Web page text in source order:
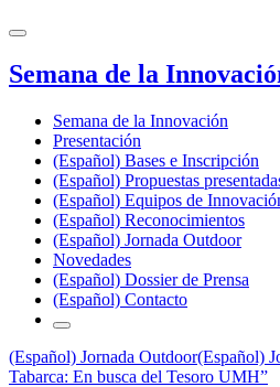
Semana de la
Semana de la Innovación
Presentación
(Español) Bases e Inscripción
(Español) Propuestas
(Español) Equipos de
(Español) Reconocimientos
(Español) Jornada Outdoor
Novedades
(Español) Dossier de Prensa
(Español) Contacto
(Español) Jornada Outdoor(Español)
Tabarca: En busca del Tesoro UMH”